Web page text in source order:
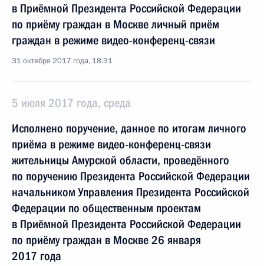
в Приёмной Президента Российской Федерации
по приёму граждан в Москве личный приём
граждан в режиме видео-конференц-связи
31 октября 2017 года, 18:31
5 июля 2017 года, среда
Исполнено поручение, данное по итогам личного
приёма в режиме видео-конференц-связи
жительницы Амурской области, проведённого
по поручению Президента Российской Федерации
начальником Управления Президента Российской
Федерации по общественным проектам
в Приёмной Президента Российской Федерации
по приёму граждан в Москве 26 января
2017 года